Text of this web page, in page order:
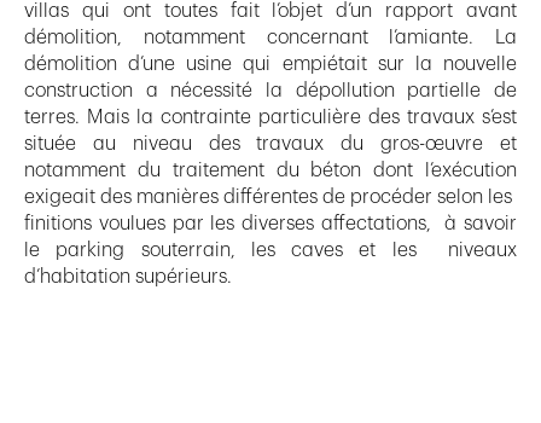
villas qui ont toutes fait l’objet d’un rapport avant
démolition, notamment concernant l’amiante. La
démolition d’une usine qui empiétait sur la nouvelle
construction a nécessité la dépollution partielle de
terres. Mais la contrainte particulière des travaux s’est
située au niveau des travaux du gros-œuvre et
notamment du traitement du béton dont l’exécution
exigeait des manières différentes de procéder selon les
finitions voulues par les diverses affectations, à savoir
le parking souterrain, les caves et les niveaux
d’habitation supérieurs.